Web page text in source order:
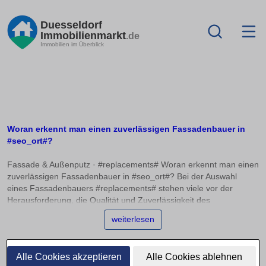
Alle Cookies akzeptieren Alle Cookies ablehnen
Duesseldorf
Immobilienmarkt.de
Immobilien im Überblick
Woran erkennt man einen zuverlässigen Fassadenbauer in
#seo_ort#?
Fassade & Außenputz · #replacements# Woran erkennt man einen
zuverlässigen Fassadenbauer in #seo_ort#? Bei der Auswahl
eines Fassadenbauers #replacements# stehen viele vor der
Herausforderung, die Qualität und Zuverlässigkeit des
Unternehmens richtig einzuschätzen. Wer sich auf
Innungsmitgliedschaften, Herstellerschulungen und konkrete
Dieser Artikel bietet Ihnen Orientierung, worauf Sie achten sollten,
um böse Überraschungen zu vermeiden. Ein entscheidendes
weiterlesen